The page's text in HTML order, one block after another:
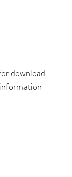
download